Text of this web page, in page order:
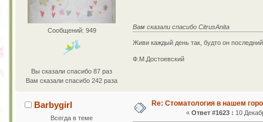
Сообщений: 949
Вы сказали спасибо 87 раз
Вам сказали спасибо 242 раза
Вам сказали спасибо CitrusAnita
Живи каждый день так, будто он
Ф.М.Достоевский
Barbygirl
Всегда в теме
Re: Стоматология в нашем
« Ответ #1623 : 10